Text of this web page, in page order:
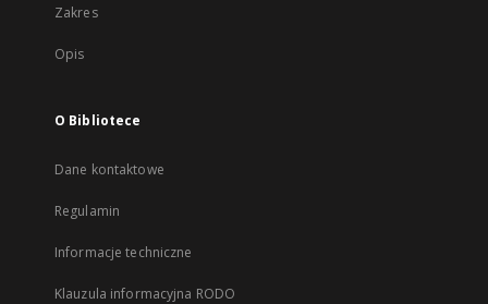
Zakres
Opis
O Bibliotece
Dane kontaktowe
Regulamin
Informacje techniczne
Klauzula informacyjna RODO